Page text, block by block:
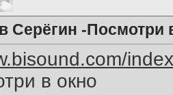
Серёгин -Посмотри
в окно